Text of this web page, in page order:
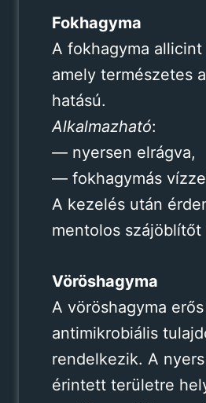
Fokhagyma
A fokhagyma
amely természetes
hatású.
Alkalmazható:
— nyersen elrágva,
— fokhagymás
A kezelés után
mentolos szájöblítőt
Vöröshagyma
A vöröshagyma erős
antimikrobiális
rendelkezik. A
érintett területre